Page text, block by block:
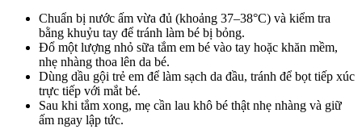
Chuẩn bị nước ấm vừa đủ (khoảng 37–38°C) và kiểm tra
bằng khuỷu tay để tránh làm bé bị bỏng.
Đổ một lượng nhỏ sữa tắm em bé vào tay hoặc khăn mềm,
nhẹ nhàng thoa lên da bé.
Dùng dầu gội trẻ em để làm sạch da đầu, tránh để bọt tiếp xúc
trực tiếp với mắt bé.
Sau khi tắm xong, mẹ cần lau khô bé thật nhẹ nhàng và giữ
ấm ngay lập tức.